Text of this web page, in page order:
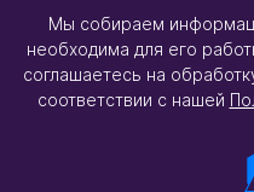
Мы собираем
необходима для его
соглашаетесь на
соответствии с нашей